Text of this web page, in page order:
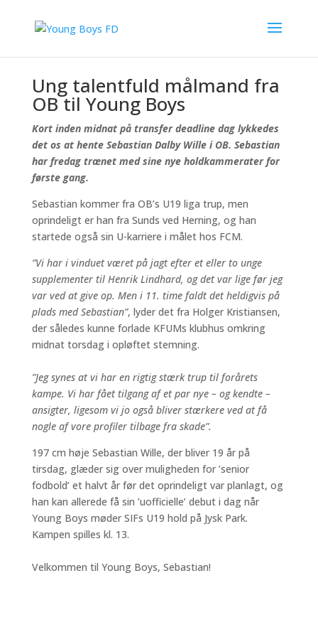
Sebastian Wille er Young Boys spiller. Foreløbig indtil
Ung talentfuld målmand fra
OB til Young Boys
Kort inden midnat på transfer deadline dag lykkedes
det os at hente Sebastian Dalby Wille i OB. Sebastian
har fredag trænet med sine nye holdkammerater for
første gang.
Sebastian kommer fra OB’s U19 liga trup, men
oprindeligt er han fra Sunds ved Herning, og han
startede også sin U-karriere i målet hos FCM.
”Vi har i vinduet været på jagt efter et eller to unge
supplementer til Henrik Lindhard, og det var lige før jeg
var ved at give op. Men i 11. time faldt det heldigvis på
plads med Sebastian”, lyder det fra Holger Kristiansen,
der således kunne forlade KFUMs klubhus omkring
midnat torsdag i opløftet stemning.
”Jeg synes at vi har en rigtig stærk trup til forårets
kampe. Vi har fået tilgang af et par nye – og kendte –
ansigter, ligesom vi jo også bliver stærkere ved at få
nogle af vore profiler tilbage fra skade”.
197 cm høje Sebastian Wille, der bliver 19 år på
tirsdag, glæder sig over muligheden for ’senior
fodbold’ et halvt år før det oprindeligt var planlagt, og
han kan allerede få sin ’uofficielle’ debut i dag når
Young Boys møder SIFs U19 hold på Jysk Park.
Kampen spilles kl. 13.
Velkommen til Young Boys, Sebastian!